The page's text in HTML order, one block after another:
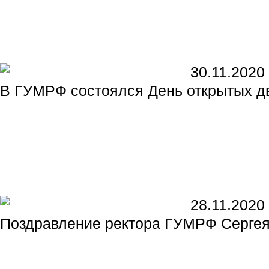
30.11.2020
В ГУМРФ состоялся День открытых
28.11.2020
Поздравление ректора ГУМРФ